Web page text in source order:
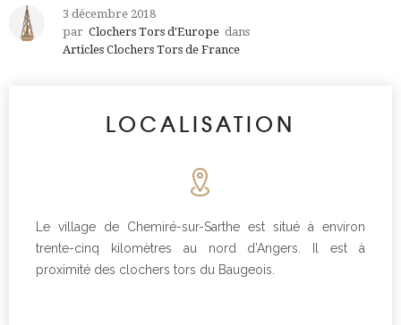
3 décembre 2018
par Clochers Tors d'Europe dans
Articles Clochers Tors de France
LOCALISATION
Le village de Chemiré-sur-Sarthe est situé à environ
trente-cinq kilomètres au nord d’Angers. Il est à
proximité des clochers tors du Baugeois.